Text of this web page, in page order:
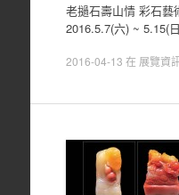
老撾石壽山情 彩石藝
2016.5.7(六) ~ 5.15(
2016-04-13 在 展覽資